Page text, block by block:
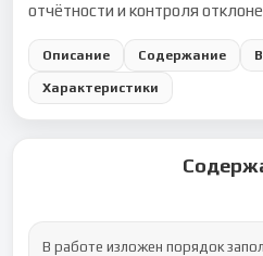
отчётности и контроля
Описание Содержание
Характеристики
В работе изложен порядок